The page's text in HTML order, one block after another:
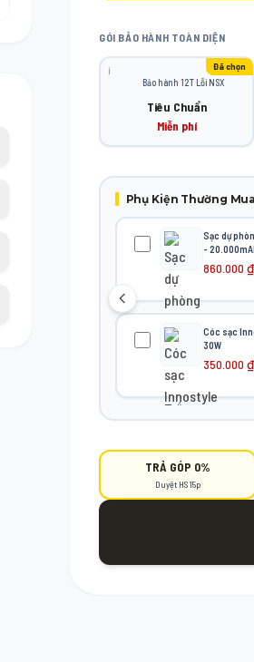
GÓI BẢO HÀNH TOÀN DIỆN
Đã chọn
ℹ️
Bảo hành 12T Lỗi NSX
Tiêu Chuẩn
Miễn phí
Phụ Kiện Thường
Sạc dự
-
860.000 ₫
Cóc sạc
30W
350.000 ₫
TRẢ GÓP 0%
Duyệt HS 15p